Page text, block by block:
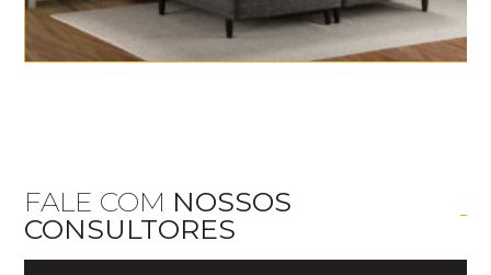
FALE COM NOSSOS
CONSULTORES